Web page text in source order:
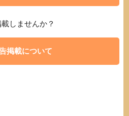
しませんか？
掲載について